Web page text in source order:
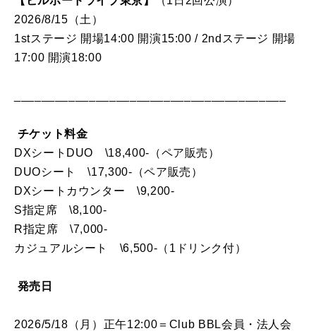
2026/8/15（土）
1stステージ 開場14:00 開演15:00 / 2ndステージ 開場
17:00 開演18:00
チケット料金
DXシートDUO \18,400-（ペア販売）
DUOシート \17,300-（ペア販売）
DXシートカウンター \9,200-
S指定席 \8,100-
R指定席 \7,000-
カジュアルシート \6,500-（1ドリンク付）
発売日
2026/5/18（月）正午12:00＝Club BBL会員・法人会